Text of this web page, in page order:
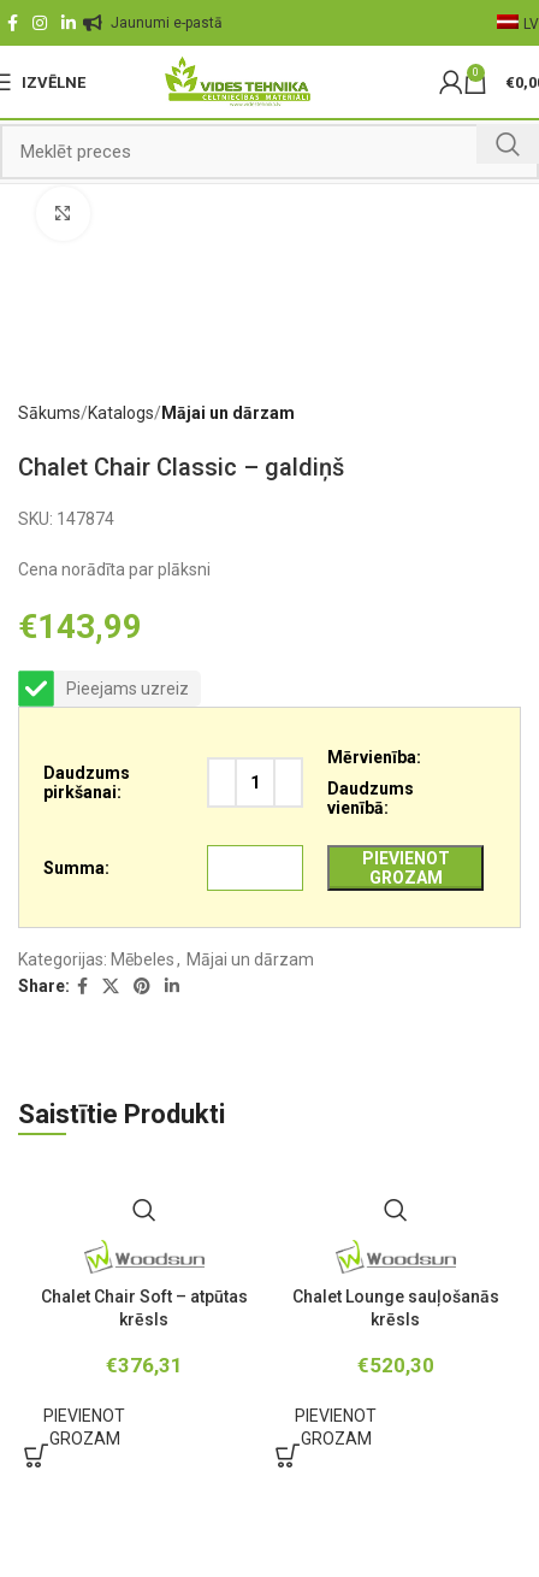
Jaunumi e-pastā LV
IZVĒLNE
0
€
Sākums Katalogs Mājai un dārzam
Chalet Chair Classic – galdiņš
SKU: 147874
Cena norādīta par plāksni
€143,99
Pieejams uzreiz
Daudzums
pirkšanai:
Mērvienība:
Daudzums
vienībā:
Summa:
PIEVIENOT
GROZAM
Kategorijas: Mēbeles, Mājai un dārzam
Share:
Saistītie Produkti
Chalet Chair Soft – atpūtas
krēsls
€376,31
PIEVIENOT
GROZAM
Chalet Lounge sauļošanās
krēsls
€520,30
PIEVIENOT
GROZAM